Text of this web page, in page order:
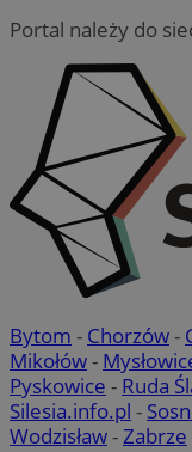
Portal należy do
Bytom - Chorzów-
Mikołów-
Pyskowice - Ruda
Silesia.info.pl -
Wodzisław-Zabrze